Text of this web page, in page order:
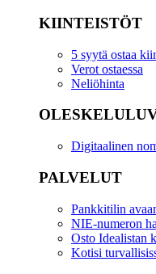
KIINTEISTÖT
5 syytä ostaa
Verot ostaessa
Neliöhinta
Digitaalinen
PALVELUT
Pankkitilin
NIE-numeron
Osto Idealistan
Kotisi